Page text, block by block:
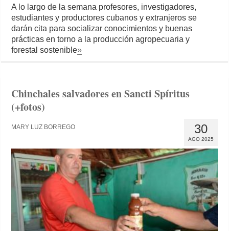
A lo largo de la semana profesores, investigadores,
estudiantes y productores cubanos y extranjeros se
darán cita para socializar conocimientos y buenas
prácticas en torno a la producción agropecuaria y
forestal sostenible»
Chinchales salvadores en Sancti Spíritus
(+fotos)
30
AGO 2025
MARY LUZ BORREGO